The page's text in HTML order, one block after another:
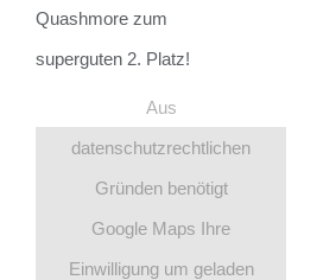
Quashmore zum
superguten 2. Platz!
Aus
datenschutzrechtlichen
Gründen benötigt
Google Maps Ihre
Einwilligung um geladen